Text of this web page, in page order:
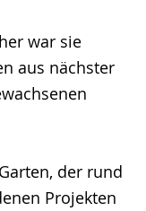
war sie
aus nächster
der rund
Projekten